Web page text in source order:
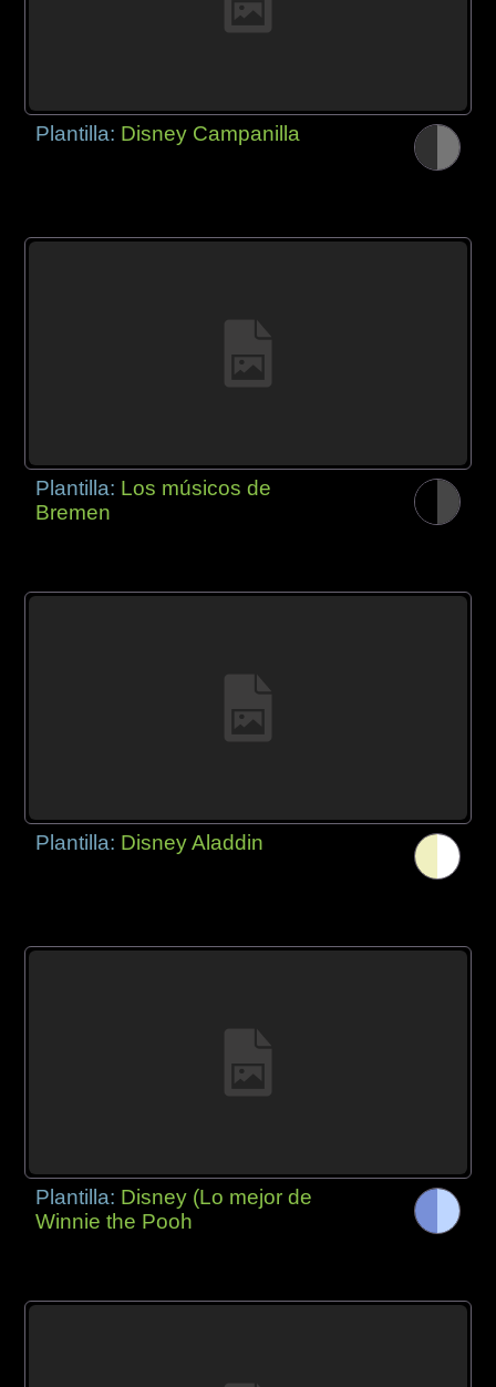
Plantilla: Disney Campanilla
Plantilla: Los músicos de
Bremen
Plantilla: Disney Aladdin
Plantilla: Disney (Lo mejor de
Winnie the Pooh